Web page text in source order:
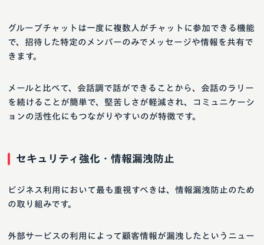
グループチャットは一度に複数人がチャットに参加できる機能
で、招待した特定のメンバーのみでメッセージや情報を共有で
きます。
メールと比べて、会話調で話ができることから、会話のラリー
を続けることが簡単で、堅苦しさが軽減され、コミュニケーシ
ョンの活性化にもつながりやすいのが特徴です。
セキュリティ強化・情報漏洩防止
ビジネス利用において最も重視すべきは、情報漏洩防止のため
の取り組みです。
外部サービスの利用によって顧客情報が漏洩したというニュー